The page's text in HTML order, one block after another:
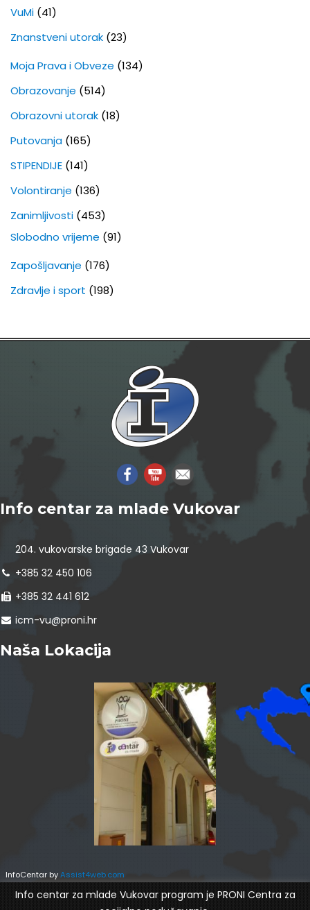
VuMi (41)
Znanstveni utorak (23)
Moja Prava i Obveze (134)
Obrazovanje (514)
Obrazovni utorak (18)
Putovanja (165)
STIPENDIJE (141)
Volontiranje (136)
Zanimljivosti (453)
Slobodno vrijeme (91)
Zapošljavanje (176)
Zdravlje i sport (198)
Info centar za mlade Vukovar
204. vukovarske brigade 43 Vukovar
+385 32 450 106
+385 32 441 612
icm-vu@proni.hr
Naša Lokacija
InfoCentar byAssist4web.com
Info centar za mlade Vukovar program je PRONI Centra za